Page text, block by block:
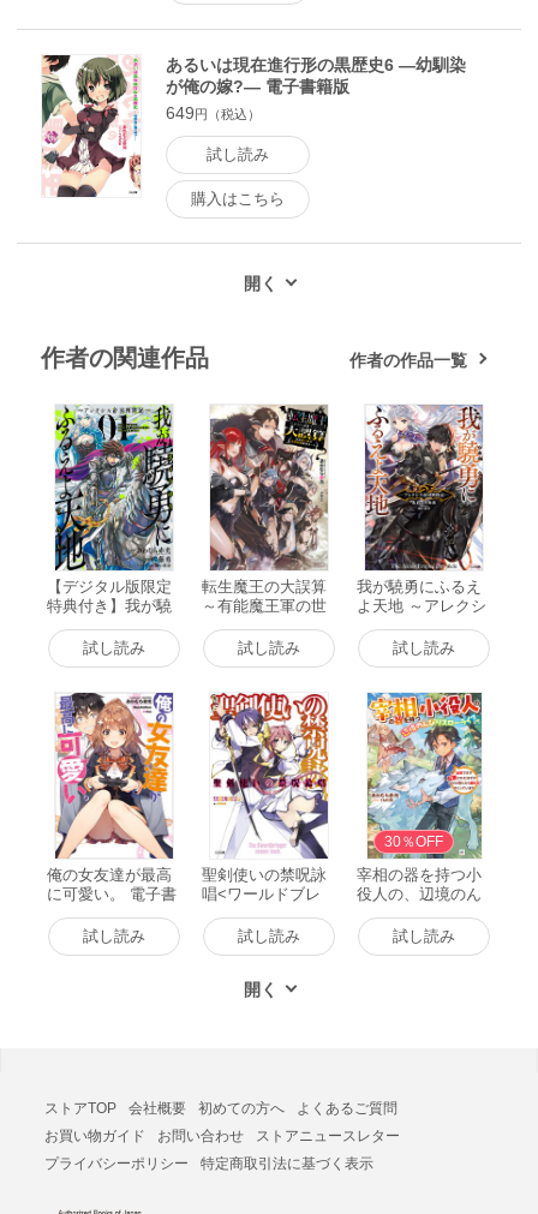
あるいは現在進行形の黒歴史6 ―幼馴染
が俺の嫁?― 電子書籍版
649 円（税込）
試し読み
購入はこちら
作者の関連作品 作者の作品一覧
【デジタル版限定
特典付き】我が驍
勇にふるえよ天地
―アレクシス帝国
興隆記― (1) 電子
試し読み
転生魔王の大誤算
～有能魔王軍の世
界征服最短ルート
～ 電子書籍版
試し読み
我が驍勇にふるえ
よ天地 ～アレクシ
ス帝国興隆記～ 電
子書籍版試し読み
俺の女友達が最高
に可愛い。 電子書
籍版
試し読み
聖剣使いの禁呪詠
唱<ワールドブレ
イク> 電子書籍版
試し読み
30％OFF
宰相の器を持つ小
役人の、辺境のん
びりスローライフ
～出世できず左遷
されたはずが、な
試し読み
ストアTOP 会社概要 初めての方へ
よくあるご質問
お買い物ガイド
お問い合わせ
ストアニュースレター
プライバシーポリシー
特定商取引法に基づく表示